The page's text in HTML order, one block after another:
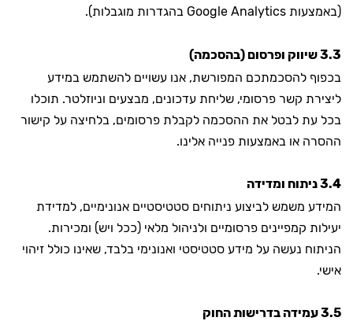
(באמצעות Google Analytics בהגדרות מוגבלות).
3.3 שיווק ופרסום (בהסכמה)
בכפוף להסכמתכם המפורשת, אנו עשויים להשתמש במידע
ליצירת קשר פרסומי, שליחת עדכונים, מבצעים וניוזלטר. תוכלו
בכל עת לבטל את ההסכמה לקבלת פרסומים, בלחיצה על קישור
ההסרה או באמצעות פנייה אלינו.
3.4 ניתוח ומדידה
המידע משמש לביצוע ניתוחים סטטיסטיים אנונימיים, למדידת
יעילות קמפיינים פרסומיים ולניהול מלאי (ככל ויש) ומכירות.
הניתוח נעשה על מידע סטטיסטי ואנונימי בלבד, שאינו כולל זיהוי
אישי.
3.5 עמידה בדרישות החוק